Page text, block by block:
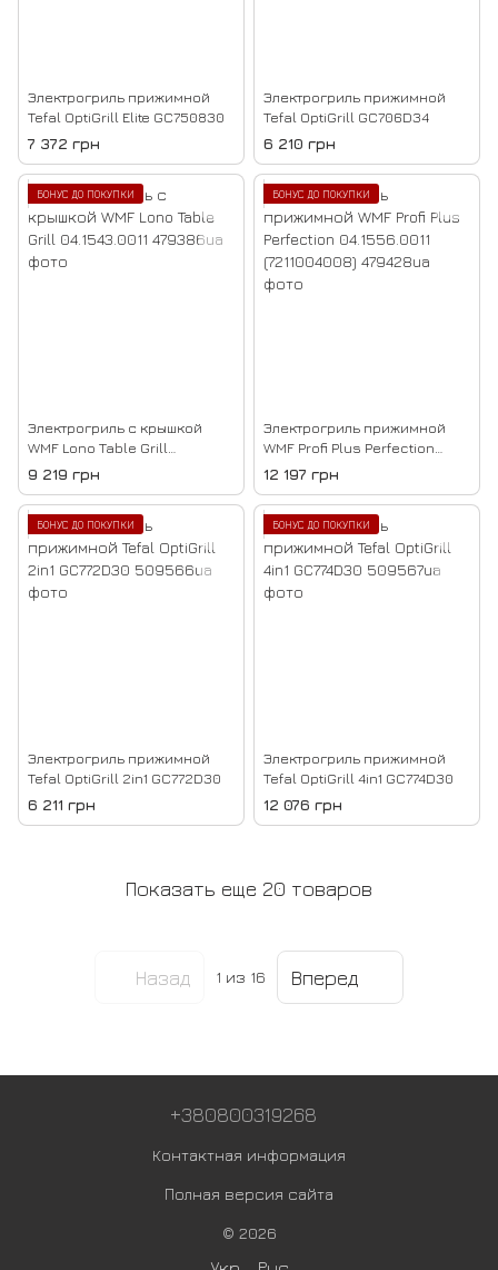
Электрогриль прижимной
Tefal OptiGrill Elite GC750830
7 372 грн
Электрогриль прижимной
Tefal OptiGrill GC706D34
6 210 грн
БОНУС ДО ПОКУПКИ
Электрогриль с крышкой
WMF Lono Table Grill
04.1543.0011
9 219 грн
БОНУС ДО ПОКУПКИ
Электрогриль прижимной
WMF Profi Plus Perfection
04.1556.0011 (7211004008)
12 197 грн
БОНУС ДО ПОКУПКИ
Электрогриль прижимной
Tefal OptiGrill 2in1 GC772D30
6 211 грн
БОНУС ДО ПОКУПКИ
Электрогриль прижимной
Tefal OptiGrill 4in1 GC774D30
12 076 грн
Показать еще 20 товаров
Назад 1 из 16 Вперед
+380800319268
Контактная информация
Полная версия сайта
© 2026